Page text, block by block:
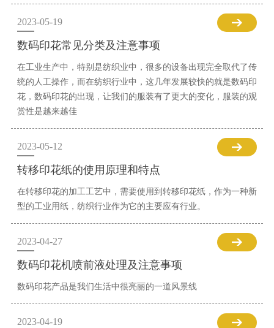
2023-05-19
数码印花常见分类及注意事项
在工业生产中，特别是纺织业中，很多的设备出现完全取代了传
统的人工操作，而在纺织行业中，这几年发展较快的就是数码印
花，数码印花的出现，让我们的服装有了更大的变化，服装的观
赏性是越来越佳
2023-05-12
转移印花纸的使用原理和特点
在转移印花的加工工艺中，需要使用到转移印花纸，作为一种新
型的工业用纸，纺织行业作为它的主要应有行业。
2023-04-27
数码印花机喷前液处理及注意事项
数码印花产品是我们生活中很亮丽的一道风景线
2023-04-19